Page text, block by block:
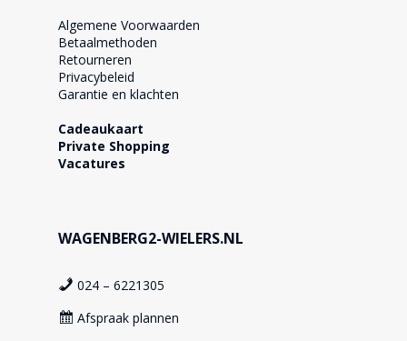
Algemene Voorwaarden
Betaalmethoden
Retourneren
Privacybeleid
Garantie en klachten
Cadeaukaart
Private Shopping
Vacatures
WAGENBERG2-WIELERS.NL
024 – 6221305
Afspraak plannen